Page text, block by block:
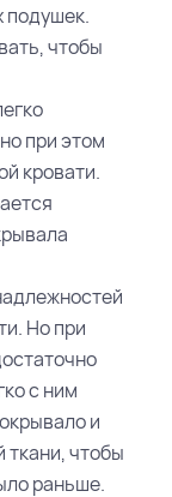
подушек.
чтобы
при этом
кровати.
Но при
с ним
и
чтобы
раньше.